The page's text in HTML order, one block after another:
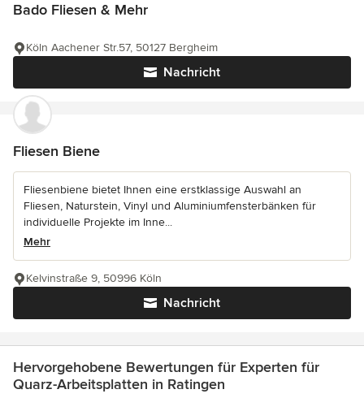
Bado Fliesen & Mehr
Nachricht
Köln Aachener Str.57, 50127 Bergheim
Fliesen Biene
Fliesenbiene bietet Ihnen eine erstklassige Auswahl an
Fliesen, Naturstein, Vinyl und Aluminiumfensterbänken für
individuelle Projekte im Inne...
Mehr
Nachricht
Kelvinstraße 9, 50996 Köln
Hervorgehobene Bewertungen für Experten für
Quarz-Arbeitsplatten in Ratingen